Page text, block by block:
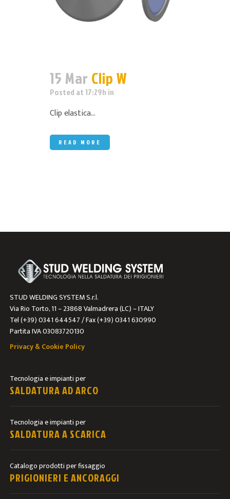
15 Mar Clip W
Posted at 17:29h in
Clip elastica...
READ MORE
STUD WELDING SYSTEM S.r.l.
Via Rio Torto, 11 – 23868 Valmadrera (LC) – ITALY
Tel (+39) 0341 644547 / Fax (+39) 0341 630990
Partita IVA 03083720130
Privacy & Cookie Policy
Tecnologia e impianti per
SALDATURA AD ARCO
Tecnologia e impianti per
SALDATURA A SCARICA
Catalogo prodotti per fissaggio
PRIGIONIERI E ANCORAGGI